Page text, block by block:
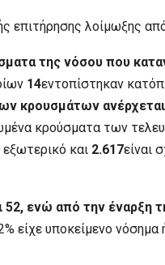
επιτήρησης λοίμωξης
της νόσου που
14εντοπίστηκαν
κρουσμάτων
κρούσματα των
και 2.617είναι
52, ενώ από την έναρξη
είχε υποκείμενο νόσημα